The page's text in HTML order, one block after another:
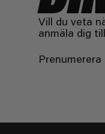
Vill du veta
anmäla dig